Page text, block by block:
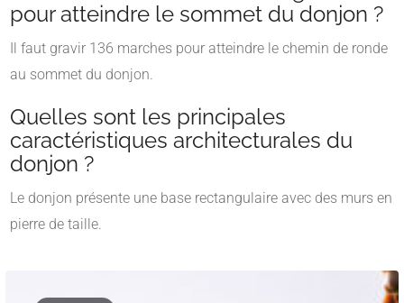
pour atteindre le sommet du donjon ?
Il faut gravir 136 marches pour atteindre le chemin de ronde
au sommet du donjon.
Quelles sont les principales
caractéristiques architecturales du
donjon ?
Le donjon présente une base rectangulaire avec des murs en
pierre de taille.